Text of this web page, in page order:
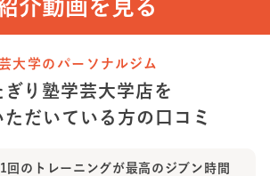
介動画を見る
さをお客様に伝えたくパーソナルトレ
して通える環境を整えていますので、
にご相談ください。
芸大学でお待ちしております！
大学のパーソナルジム
ぎり塾学芸大学店 を
ただいている方の 口コミ
回のトレーニングが最高のジブン時間